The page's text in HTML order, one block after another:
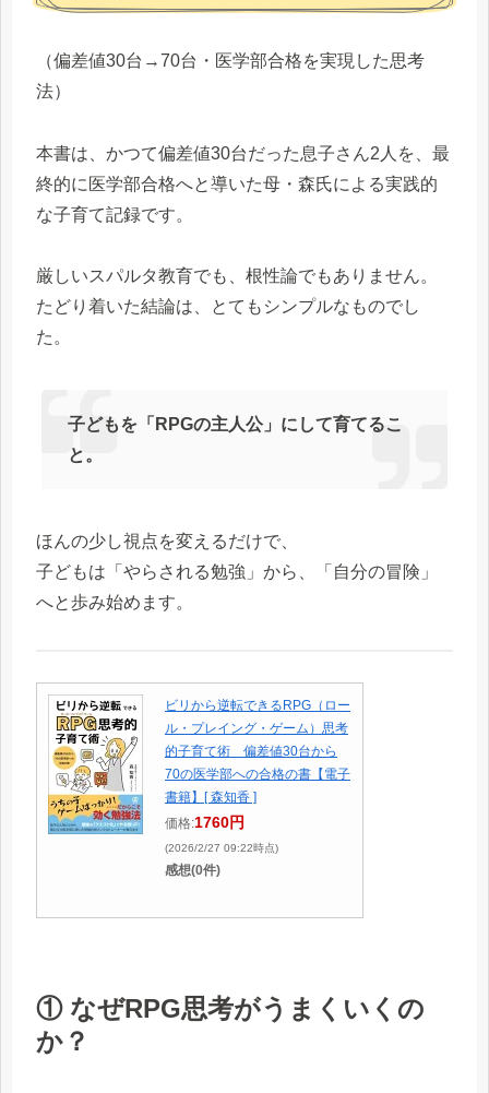
（偏差値30台→70台・医学部合格を実現した思考
法）
本書は、かつて偏差値30台だった息子さん2人を、最
終的に医学部合格へと導いた母・森氏による実践的
な子育て記録です。
厳しいスパルタ教育でも、根性論でもありません。
たどり着いた結論は、とてもシンプルなものでし
た。
子どもを「RPGの主人公」にして育てるこ
と。
ほんの少し視点を変えるだけで、
子どもは「やらされる勉強」から、「自分の冒険」
へと歩み始めます。
ビリから逆転できるRPG（ロー
ル・プレイング・ゲーム）思考
的子育て術 偏差値30台から
70の医学部への合格の書【電子
書籍】[ 森知香 ]
価格:1760円
(2026/2/27 09:22時点)
感想(0件)
① なぜRPG思考がうまくいくの
か？